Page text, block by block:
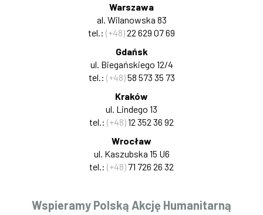
Warszawa
al. Wilanowska 83
tel.: (+48)22 629 07 69
Gdańsk
ul. Biegańskiego 12/4
tel.: (+48)58 573 35 73
Kraków
ul. Lindego 13
tel.: (+48)12 352 36 92
Wrocław
ul. Kaszubska 15 U6
tel.: (+48) 71 726 26 32
Wspieramy Polską Akcję Humanitarną